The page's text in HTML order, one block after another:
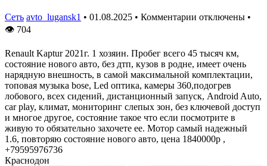
Сеть avto_lugansk1 • 01.08.2025 • Комментарии отключены •
👁 704
Renault Kaptur 2021г. 1 хозяин. Пробег всего 45 тысяч км,
состояние нового авто, без дтп, кузов в родне, имеет очень
нарядную внешность, в самой максимальной комплектации,
топовая музыка bose, Led оптика, камеры 360,подогрев
лобового, всех сидений, дистанционный запуск, Android Auto,
car play, климат, мониторинг слепых зон, без ключевой доступ
и многое другое, состояние такое что если посмотрите в
живую то обязательно захочете ее. Мотор самый надежный
1.6, повторяю состояние нового авто, цена 1840000р ,
+79595976736
Краснодон